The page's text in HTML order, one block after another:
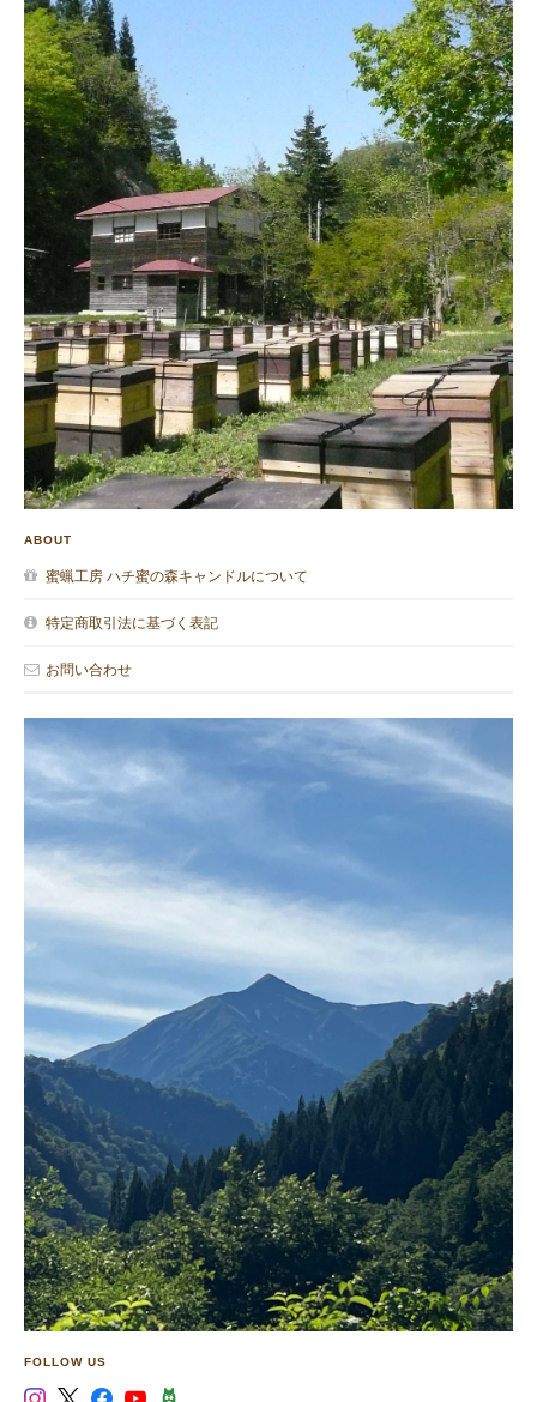
C-1 蜜蝋キャンドル カヌレ S
C-1 蜜蝋キャンドル カヌレ S
2020/09/07
守られてるような気持ちになりました。 暖かいオレンジ色です。
大切に火をつけたいと思います。
嬉しいご感想をありがとうございます。
なによりの励みになりました! 今後とも
どうぞよろしくお願いいたします。
2019/10/24
い火で、心が安らいでいくのが分かりました。 お店の方の丁寧な
対応も、うれしかったです。ありがとうございました！
ABOUT
蜜蝋工房 ハチ蜜の森キャンドルについて
特定商取引法に基づく表記
お問い合わせ
FOLLOW US